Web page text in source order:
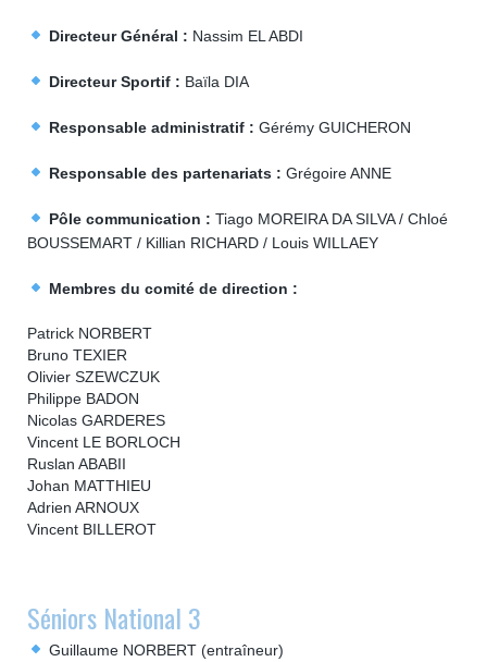
Directeur Général : Nassim EL ABDI
Directeur Sportif : Baïla DIA
Responsable administratif : Gérémy GUICHERON
Responsable des partenariats : Grégoire ANNE
Pôle communication : Tiago MOREIRA DA SILVA / Chloé
BOUSSEMART / Killian RICHARD / Louis WILLAEY
Membres du comité de direction :
Patrick NORBERT
Bruno TEXIER
Olivier SZEWCZUK
Philippe BADON
Nicolas GARDERES
Vincent LE BORLOCH
Ruslan ABABII
Johan MATTHIEU
Adrien ARNOUX
Vincent BILLEROT
Séniors National 3
Guillaume NORBERT (entraîneur)